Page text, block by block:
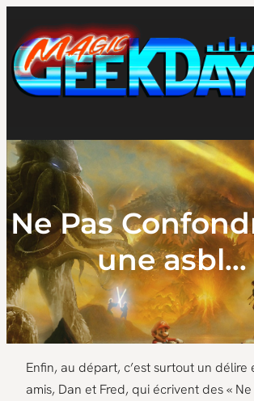
au
contenu
Ne Pas
une asbl…
Enfin, au départ, c’est surtout un délire
amis, Dan et Fred, qui écrivent des «